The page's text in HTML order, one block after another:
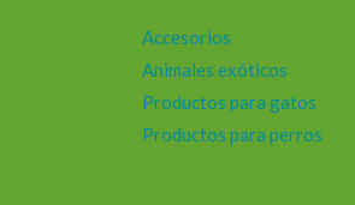
Accesorios
Animales exóticos
Productos para gatos
Productos para perros